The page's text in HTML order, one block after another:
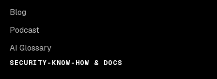
Blog
Podcast
AI Glossary
SECURITY-KNOW-HOW & DOCS